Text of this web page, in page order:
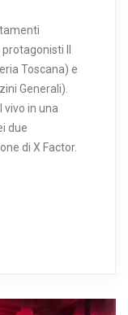
Il
Toscana) e
Generali).
vivo in una
due
di X Factor.